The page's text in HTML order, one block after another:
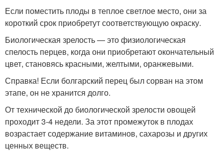
Если поместить плоды в теплое светлое место, они за
короткий срок приобретут соответствующую окраску.
Биологическая зрелость — это физиологическая
спелость перцев, когда они приобретают окончательный
цвет, становясь красными, желтыми, оранжевыми.
Справка! Если болгарский перец был сорван на этом
этапе, он не хранится долго.
От технической до биологической зрелости овощей
проходит 3-4 недели. За этот промежуток в плодах
возрастает содержание витаминов, сахарозы и других
ценных веществ.